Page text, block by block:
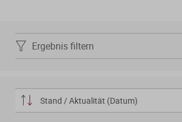
FormularPilot
StBVV-Rechner
Gebühren­berechnung leicht
IT-Sicherheit
Berufsrecht
Praxisvereinbarungen
Gemeinnützigkeit
Ergebnis filtern